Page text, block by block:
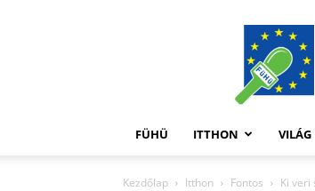
FüHü
FÜHÜ ITTHON VILÁG
Kezdőlap Itthon Fontos Ki veri